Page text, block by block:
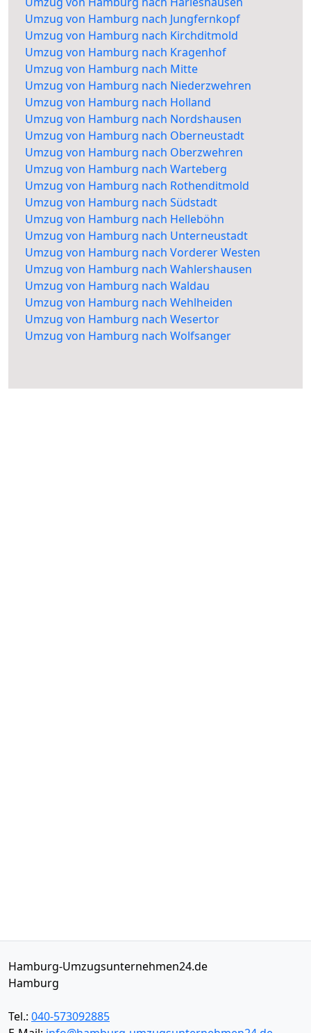
Umzug von Hamburg nach Jungfernkopf
Umzug von Hamburg nach Kirchditmold
Umzug von Hamburg nach Kragenhof
Umzug von Hamburg nach Mitte
Umzug von Hamburg nach Niederzwehren
Umzug von Hamburg nach Holland
Umzug von Hamburg nach Nordshausen
Umzug von Hamburg nach Oberneustadt
Umzug von Hamburg nach Oberzwehren
Umzug von Hamburg nach Warteberg
Umzug von Hamburg nach Rothenditmold
Umzug von Hamburg nach Südstadt
Umzug von Hamburg nach Helleböhn
Umzug von Hamburg nach Unterneustadt
Umzug von Hamburg nach Vorderer Westen
Umzug von Hamburg nach Wahlershausen
Umzug von Hamburg nach Waldau
Umzug von Hamburg nach Wehlheiden
Umzug von Hamburg nach Wesertor
Umzug von Hamburg nach Wolfsanger
Hamburg-Umzugsunternehmen24.de
Hamburg
Tel.: 040-573092885